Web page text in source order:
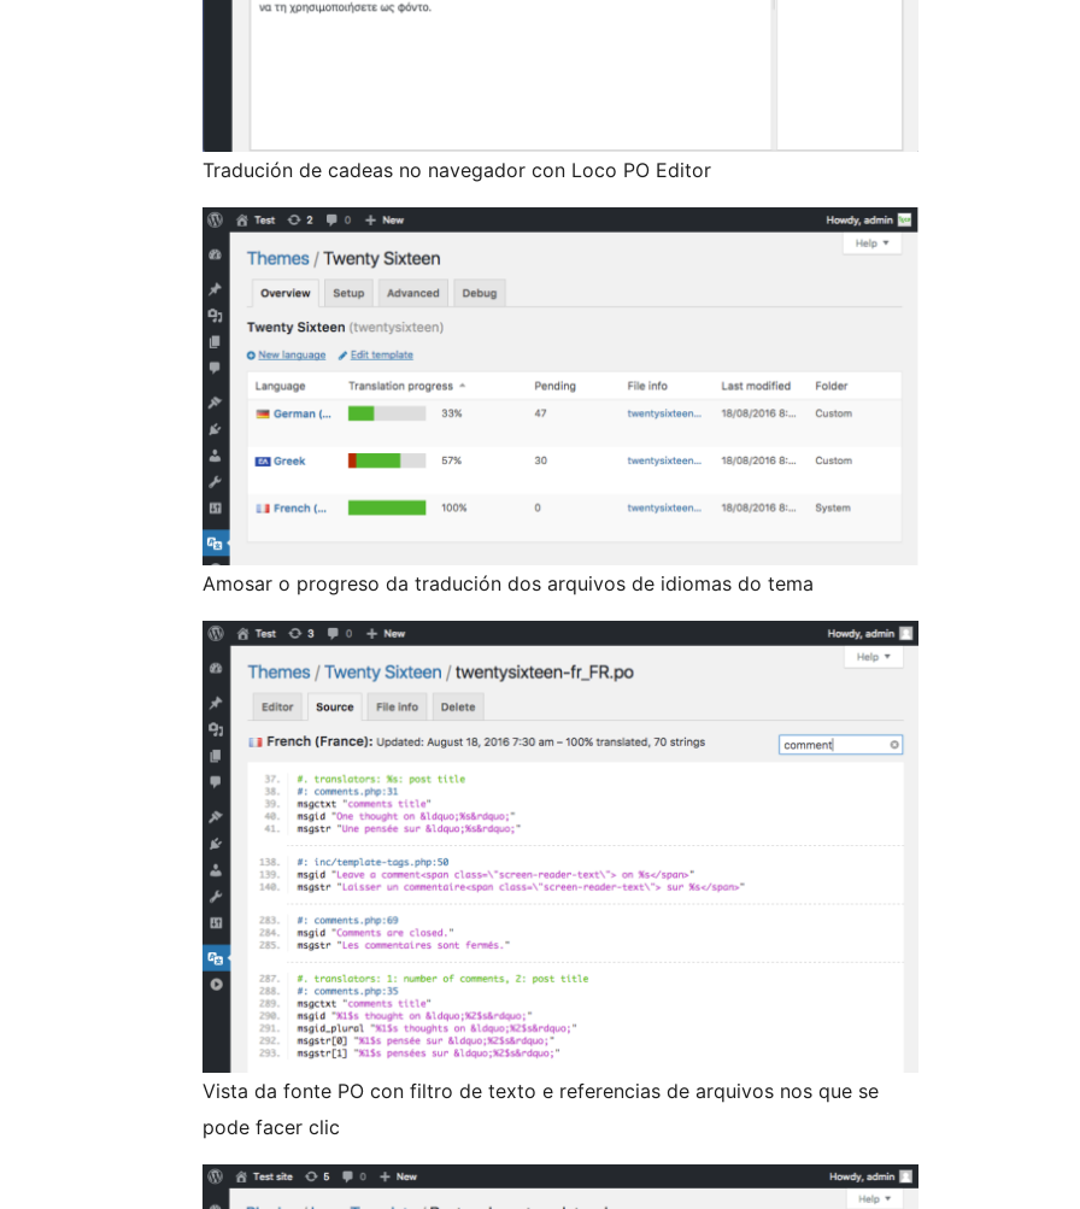
Tradución de cadeas no navegador con Loco PO Editor
Amosar o progreso da tradución dos arquivos de idiomas do tema
Vista da fonte PO con filtro de texto e referencias de arquivos nos que se
pode facer clic